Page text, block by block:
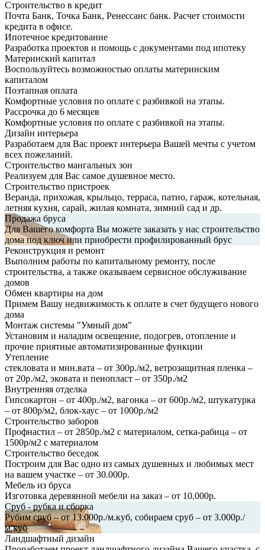
Строительство в кредит
Почта Банк, Точка Банк, Ренессанс банк. Расчет стоимости
кредита в офисе.
Ипотечное кредитование
Разработка проектов и помощь с документами под ипотеку
Материнский капитал
Воспользуйтесь возможностью оплаты материнским
капиталом
Поэтапная оплата
Комфортные условия по оплате с разбивкой на этапы.
Рассрочка до 6 месяцев
Комфортные условия по оплате с разбивкой на этапы.
Дизайн интерьера
Разработаем для Вас проект интерьера Вашей мечты с учетом
всех пожеланий.
Строительство мангальных зон
Реализуем для Вас самое душевное место.
Строительство пристроек
Веранда, прихожая, крыльцо, терраса, патио, гараж, котельная,
летняя кухня, сарай, жилая комната, зимний сад и др.
Продажа бруса
Для Вашего комфорта Вы можете заказать у нас строительство
дома под ключ или приобрести профилированный брус
Реконструкция и ремонт
Выполним работы по капитальному ремонту, после
строительства, а также оказываем сервисное обслуживание
домов
Обмен квартиры на дом
Примем Вашу недвижимость к оплате в счет будущего нового
дома
Монтаж системы "Умный дом"
Установим и наладим освещение, подогрев, отопление и
прочие приятные автоматизированные функции
Утепление
стекловата и мин.вата – от 300р./м2, ветрозащитная пленка –
от 20р./м2, эковата и пенопласт – от 350р./м2
Внутренняя отделка
Гипсокартон – от 400р./м2, вагонка – от 600р./м2, штукатурка
– от 800р/м2, блок-хаус – от 1000р./м2
Строительство заборов
Профнастил – от 2850р./м2 с материалом, сетка-рабица – от
1500р/м2 с материалом
Строительство беседок
Построим для Вас одно из самых душевных и любимых мест
на вашем участке – от 30.000р.
Мебель из бруса
Изготовка деревянной мебели на заказ – от 10.000р.
Сруб - рубка и сборка
Рубим сруб – от 13.000р./м.куб, собираем сруб – от 3.000р./
м.куб
Ландшафтный дизайн